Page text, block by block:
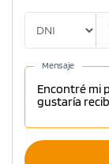
Mensaje